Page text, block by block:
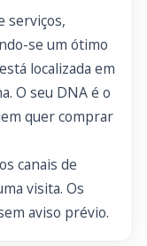
serviços,
se um ótimo
localizada em
O seu DNA é o
quer comprar
canais de
visita. Os
aviso prévio.